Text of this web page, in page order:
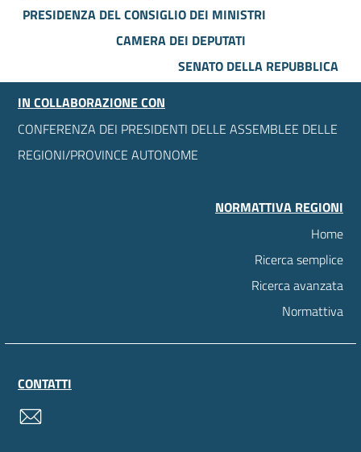
PRESIDENZA DEL CONSIGLIO DEI MINISTRI
CAMERA DEI DEPUTATI
SENATO DELLA REPUBBLICA
IN COLLABORAZIONE CON
CONFERENZA DEI PRESIDENTI DELLE ASSEMBLEE DELLE
REGIONI/PROVINCE AUTONOME
NORMATTIVA REGIONI
Home
Ricerca semplice
Ricerca avanzata
Normattiva
CONTATTI